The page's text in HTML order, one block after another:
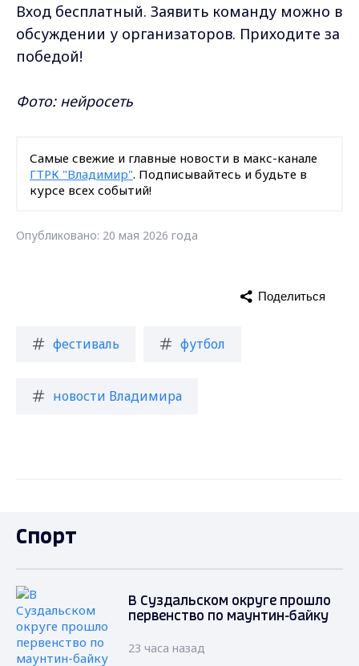
Вход бесплатный. Заявить команду можно в
обсуждении у организаторов. Приходите за
победой!
Фото: нейросеть
Самые свежие и главные новости в макс-канале
ГТРК "Владимир". Подписывайтесь и будьте в
курсе всех событий!
Опубликовано: 20 мая 2026 года
фестиваль футбол
новости Владимира
Поделиться
Спорт
В Суздальском округе прошло
первенство по маунтин-байку
23 часа назад